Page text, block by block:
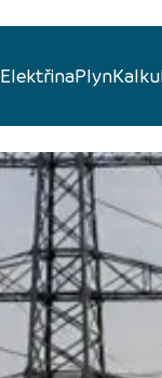
ElektřinaPlyn